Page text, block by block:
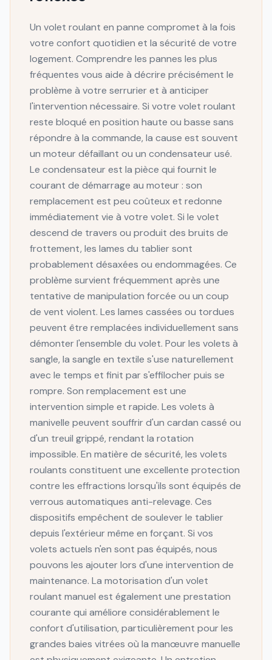
Un volet roulant en panne compromet à la fois
votre confort quotidien et la sécurité de votre
logement. Comprendre les pannes les plus
fréquentes vous aide à décrire précisément le
problème à votre serrurier et à anticiper
l'intervention nécessaire. Si votre volet roulant
reste bloqué en position haute ou basse sans
répondre à la commande, la cause est souvent
un moteur défaillant ou un condensateur usé.
Le condensateur est la pièce qui fournit le
courant de démarrage au moteur : son
remplacement est peu coûteux et redonne
immédiatement vie à votre volet. Si le volet
descend de travers ou produit des bruits de
frottement, les lames du tablier sont
probablement désaxées ou endommagées. Ce
problème survient fréquemment après une
tentative de manipulation forcée ou un coup
de vent violent. Les lames cassées ou tordues
peuvent être remplacées individuellement sans
démonter l'ensemble du volet. Pour les volets à
sangle, la sangle en textile s'use naturellement
avec le temps et finit par s'effilocher puis se
rompre. Son remplacement est une
intervention simple et rapide. Les volets à
manivelle peuvent souffrir d'un cardan cassé ou
d'un treuil grippé, rendant la rotation
impossible. En matière de sécurité, les volets
roulants constituent une excellente protection
contre les effractions lorsqu'ils sont équipés de
verrous automatiques anti-relevage. Ces
dispositifs empêchent de soulever le tablier
depuis l'extérieur même en forçant. Si vos
volets actuels n'en sont pas équipés, nous
pouvons les ajouter lors d'une intervention de
maintenance. La motorisation d'un volet
roulant manuel est également une prestation
courante qui améliore considérablement le
confort d'utilisation, particulièrement pour les
grandes baies vitrées où la manœuvre manuelle